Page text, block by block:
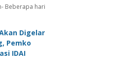
Beberapa hari
Digelar
Pemko
IDAI